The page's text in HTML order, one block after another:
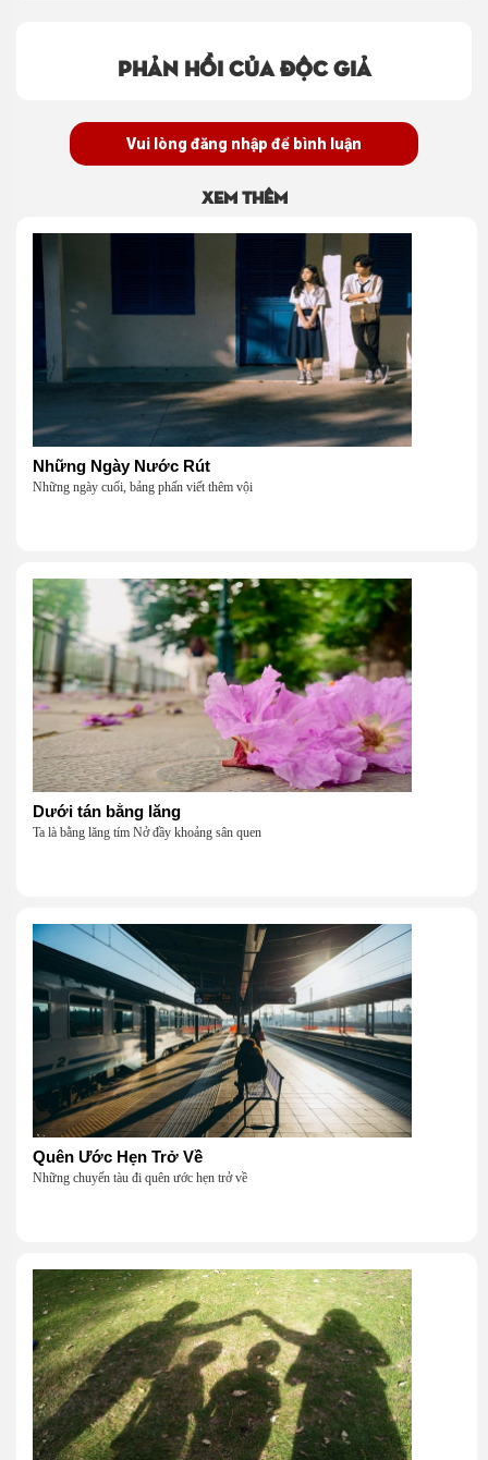
Phản hồi của độc giả
Vui lòng đăng nhập để bình luận
Xem thêm
Những Ngày Nước Rút
Những ngày cuối, bảng phấn viết thêm vội
Dưới tán bằng lăng
Ta là bằng lăng tím Nở đầy khoảng sân quen
Quên Ước Hẹn Trở Về
Những chuyến tàu đi quên ước hẹn trở về